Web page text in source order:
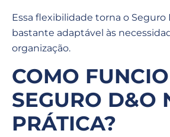
Essa flexibilidade torna o Seguro
bastante adaptável às
organização.
COMO
SEGURO D&O
PRÁTICA?